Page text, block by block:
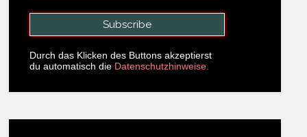
Durch das Klicken des Buttons akzeptierst
du automatisch die Datenschutzhinweise.